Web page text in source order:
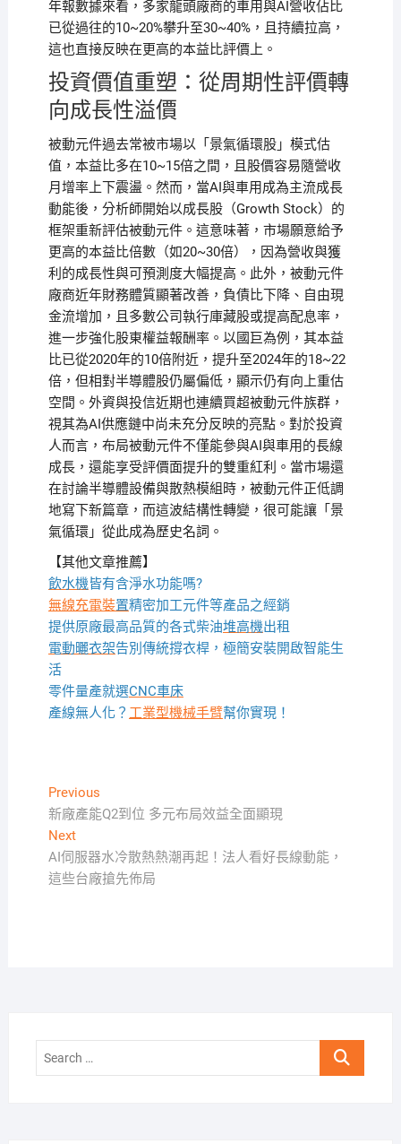
年報數據來看，多家龍頭廠商的車用與AI營收佔比
已從過往的10~20%攀升至30~40%，且持續拉高，
這也直接反映在更高的本益比評價上。
投資價值重塑：從周期性評價轉
向成長性溢價
被動元件過去常被市場以「景氣循環股」模式估
值，本益比多在10~15倍之間，且股價容易隨營收
月增率上下震盪。然而，當AI與車用成為主流成長
動能後，分析師開始以成長股（Growth Stock）的
框架重新評估被動元件。這意味著，市場願意給予
更高的本益比倍數（如20~30倍），因為營收與獲
利的成長性與可預測度大幅提高。此外，被動元件
廠商近年財務體質顯著改善，負債比下降、自由現
金流增加，且多數公司執行庫藏股或提高配息率，
進一步強化股東權益報酬率。以國巨為例，其本益
比已從2020年的10倍附近，提升至2024年的18~22
倍，但相對半導體股仍屬偏低，顯示仍有向上重估
空間。外資與投信近期也連續買超被動元件族群，
視其為AI供應鏈中尚未充分反映的亮點。對於投資
人而言，布局被動元件不僅能參與AI與車用的長線
成長，還能享受評價面提升的雙重紅利。當市場還
在討論半導體設備與散熱模組時，被動元件正低調
地寫下新篇章，而這波結構性轉變，很可能讓「景
氣循環」從此成為歷史名詞。
【其他文章推薦】
飲水機皆有含淨水功能嗎?
無線充電裝置精密加工元件等產品之經銷
提供原廠最高品質的各式柴油堆高機出租
電動曬衣架告別傳統撐衣桿，極簡安裝開啟智能生
活
零件量產就選CNC車床
產線無人化？ 工業型機械手臂幫你實現！
文
章
導
覽
PreviousPrevious
post:
新廠產能Q2到位 多元布局效益全面顯現
NextNext
post:
AI伺服器水冷散熱熱潮再起！法人看好長線動能，
這些台廠搶先佈局
Search